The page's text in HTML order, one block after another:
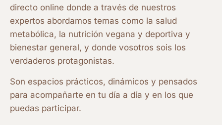
directo online donde a través de nuestros
expertos abordamos temas como la salud
metabólica, la nutrición vegana y deportiva y
bienestar general, y donde vosotros sois los
verdaderos protagonistas.
Son espacios prácticos, dinámicos y pensados
para acompañarte en tu día a día y en los que
puedas participar.